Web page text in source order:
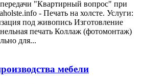
"Квартирный вопрос" при
- Печать на холсте. Услуги:
под живопись Изготовление
печать Коллаж (фотомонтаж)
для...
мебели